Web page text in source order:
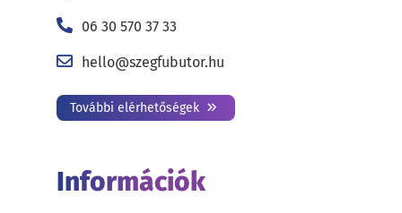
06 30 570 37 33
hello@szegfubutor.hu
További elérhetőségek
Információk